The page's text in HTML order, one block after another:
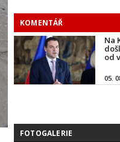
KOMENTÁŘ
Na
od
05.
FOTOGALERIE